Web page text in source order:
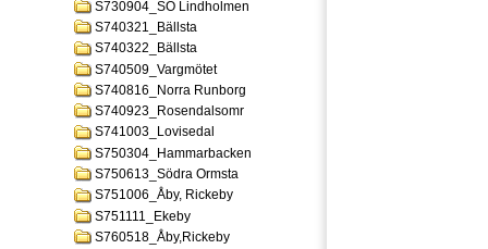
S730904_SÖ Lindholmen
S740321_Bällsta
S740322_Bällsta
S740509_Vargmötet
S740816_Norra Runborg
S740923_Rosendalsomr
S741003_Lovisedal
S750304_Hammarbacken
S750613_Södra Ormsta
S751006_Åby, Rickeby
S751111_Ekeby
S760518_Åby,Rickeby